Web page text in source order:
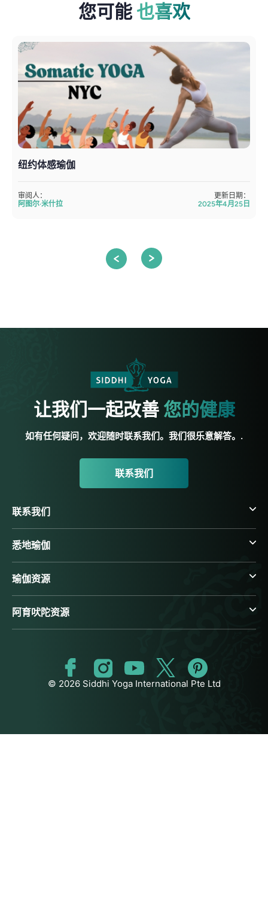
您可能 也喜欢
纽约体感瑜伽
审阅人：
阿图尔·米什拉
更新日期：
2025年4月25日
让我们一起改善 您的健康
如有任何疑问，欢迎随时联系我们。我们很乐意解答。.
联系我们
联系我们
悉地瑜伽
瑜伽资源
阿育吠陀资源
© 2026 Siddhi Yoga International Pte Ltd